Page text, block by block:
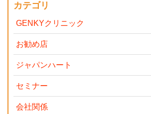
カテゴリ
GENKYクリニック
お勧め店
ジャパンハート
セミナー
会社関係